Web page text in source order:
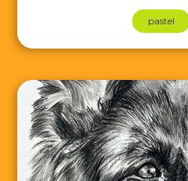
pastel